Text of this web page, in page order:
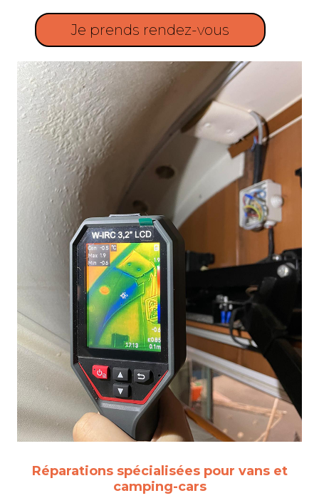
Je prends rendez-vous
Réparations spécialisées pour vans et
camping-cars